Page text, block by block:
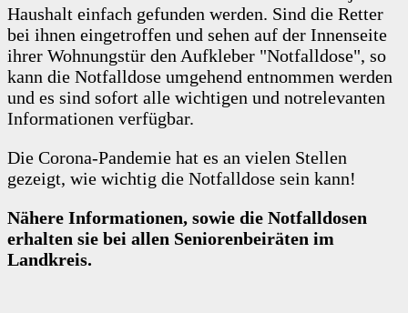
Haushalt einfach gefunden werden. Sind die Retter
bei ihnen eingetroffen und sehen auf der Innenseite
ihrer Wohnungstür den Aufkleber "Notfalldose", so
kann die Notfalldose umgehend entnommen werden
und es sind sofort alle wichtigen und notrelevanten
Informationen verfügbar.
Die Corona-Pandemie hat es an vielen Stellen
gezeigt, wie wichtig die Notfalldose sein kann!
Nähere Informationen, sowie die Notfalldosen
erhalten sie bei allen Seniorenbeiräten im
Landkreis.